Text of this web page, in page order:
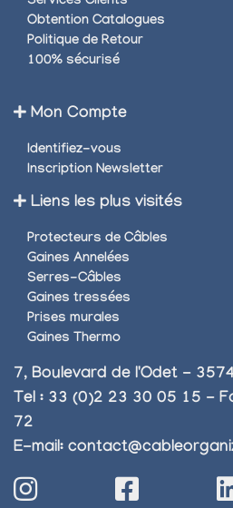
Obtention Catalogues
Politique de Retour
100% sécurisé
Mon Compte
Identifiez-vous
Inscription Newsletter
Liens les plus visités
Protecteurs de Câbles
Gaines Annelées
Serres-Câbles
Gaines tressées
Prises murales
Gaines Thermo
7, Boulevard de l'Odet -
Tel : 33 (0)2 23 30 05 15 -
72
E-mail: